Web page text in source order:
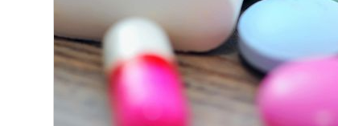
Париж
Паттайя